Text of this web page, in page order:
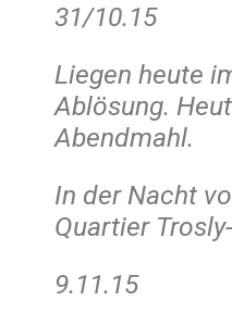
31/10.15
Liegen heute
Ablösung.
Abendmahl.
In der Nacht
Quartier
9.11.15